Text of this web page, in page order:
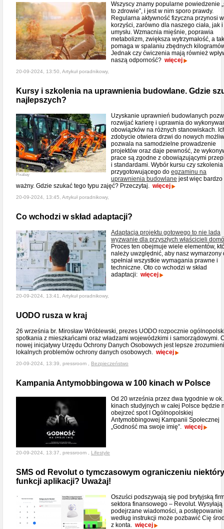
Wszyscy znamy popularne powiedzenie
to zdrowie”, i jest w nim sporo prawdy.
Regularna aktywność fizyczna przynosi
korzyści, zarówno dla naszego ciała, jak i
umysłu. Wzmacnia mięśnie, poprawia
metabolizm, zwiększa wytrzymałość, a
pomaga w spalaniu zbędnych
Jednak czy ćwiczenia mają również
naszą odporność? więcej
20-09-2024, 13:50, Artykuł poradnikowy,
Kursy i szkolenia na uprawnienia budowlane. Gdzie
najlepszych?
Pixabay
Uzyskanie uprawnień budowlanych
rozwijać karierę i uprawnia do
obowiązków na różnych stanowiskach.
zdobycie otwiera drzwi do nowych
pozwala na samodzielne prowadzenie
projektów oraz daje pewność, że
prace są zgodne z obowiązującymi
i standardami. Wybór kursu czy szkolenia
przygotowującego do egzaminu na
uprawnienia budowlane jest więc bardzo
ważny. Gdzie szukać tego typu zajęć? Przeczytaj. więcej
20-09-2024, 13:45, Artykuł poradnikowy,
Co wchodzi w skład adaptacji?
Adaptacja projektu gotowego to nie lada
wyzwanie dla przyszłych właścicieli
Proces ten obejmuje wiele elementów,
należy uwzględnić, aby nasz wymarzony
spełniał wszystkie wymagania prawne i
techniczne. Oto co wchodzi w skład
adaptacji: więcej
20-09-2024, 13:41, Artykuł poradnikowy,
UODO rusza w kraj
26 września br. Mirosław Wróblewski, prezes UODO rozpocznie
spotkania z mieszkańcami oraz władzami wojewódzkimi i samorządowymi.
nowej inicjatywy Urzędu Ochrony Danych Osobowych jest lepsze
lokalnych problemów ochrony danych osobowych. więcej
20-09-2024, 13:39, pressroom , Bezpieczeństwo
Kampania Antymobbingowa w 100 kinach w Polsce
Od 20 września przez dwa tygodnie w
kinach studyjnych w całej Polsce będzie
obejrzeć spot I Ogólnopolskiej
Antymobbingowej Kampanii Społecznej
„Godność ma swoje imię”. więcej
20-09-2024, 13:37, pressroom , Lifestyle
SMS od Revolut o tymczasowym ograniczeniu
funkcji aplikacji? Uważaj!
Oszuści podszywają się pod brytyjską
sektora finansowego – Revolut. Wysyłają
podejrzane wiadomości, a postępowanie
według instrukcji może pozbawić Cię
z konta. więcej